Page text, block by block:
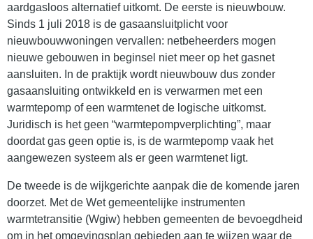
aardgasloos alternatief uitkomt. De eerste is nieuwbouw.
Sinds 1 juli 2018 is de gasaansluitplicht voor
nieuwbouwwoningen vervallen: netbeheerders mogen
nieuwe gebouwen in beginsel niet meer op het gasnet
aansluiten. In de praktijk wordt nieuwbouw dus zonder
gasaansluiting ontwikkeld en is verwarmen met een
warmtepomp of een warmtenet de logische uitkomst.
Juridisch is het geen “warmtepompverplichting”, maar
doordat gas geen optie is, is de warmtepomp vaak het
aangewezen systeem als er geen warmtenet ligt.
De tweede is de wijkgerichte aanpak die de komende jaren
doorzet. Met de Wet gemeentelijke instrumenten
warmtetransitie (Wgiw) hebben gemeenten de bevoegdheid
om in het omgevingsplan gebieden aan te wijzen waar de